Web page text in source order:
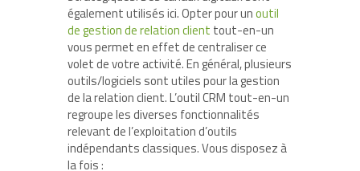
également utilisés ici. Opter pour unoutil
de gestion de relation client tout-en-un
vous permet en effet de centraliser ce
volet de votre activité. En général, plusieurs
outils/logiciels sont utiles pour la gestion
de la relation client. L’outil CRM tout-en-un
regroupe les diverses fonctionnalités
relevant de l’exploitation d’outils
indépendants classiques. Vous disposez à
la fois :